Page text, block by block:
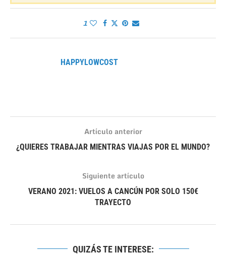
1
HAPPYLOWCOST
Artículo anterior
¿QUIERES TRABAJAR MIENTRAS VIAJAS POR EL MUNDO?
Siguiente artículo
VERANO 2021: VUELOS A CANCÚN POR SOLO 150€
TRAYECTO
QUIZÁS TE INTERESE: